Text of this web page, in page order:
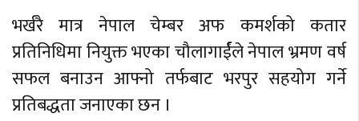
भर्खरै मात्र नेपाल चेम्बर अफ कमर्शको कतार
प्रतिनिधिमा नियुक्त भएका चौलागार्ईंले नेपाल भ्रमण वर्ष
सफल बनाउन आफ्नो तर्फबाट भरपुर सहयोग गर्ने
प्रतिबद्धता जनाएका छन ।